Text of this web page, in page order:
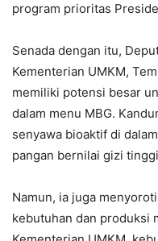
program prioritas
Senada dengan itu,
Kementerian UMKM,
memiliki potensi besar
dalam menu MBG.
senyawa bioaktif di
pangan bernilai gizi
Namun, ia juga
kebutuhan dan produksi